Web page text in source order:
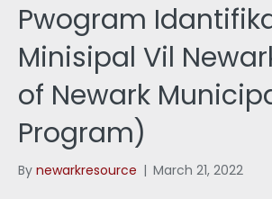
Pwogram
Minisipal Vil
of Newark
Program)
By newarkresource | March 21, 2022